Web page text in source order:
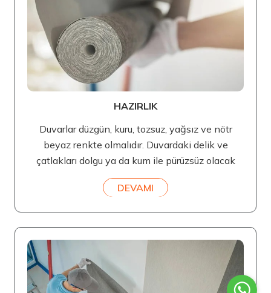
HAZIRLIK
Duvarlar düzgün, kuru, tozsuz, yağsız ve nötr
beyaz renkte olmalıdır. Duvardaki delik ve
çatlakları dolgu ya da kum ile pürüzsüz olacak
DEVAMI